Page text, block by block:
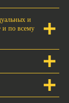
и
и по всему